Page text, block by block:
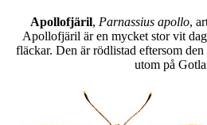
Apollofjäril, Parnassius apollo,
Apollofjäril är en mycket stor vit
fläckar. Den är rödlistad eftersom
utom på